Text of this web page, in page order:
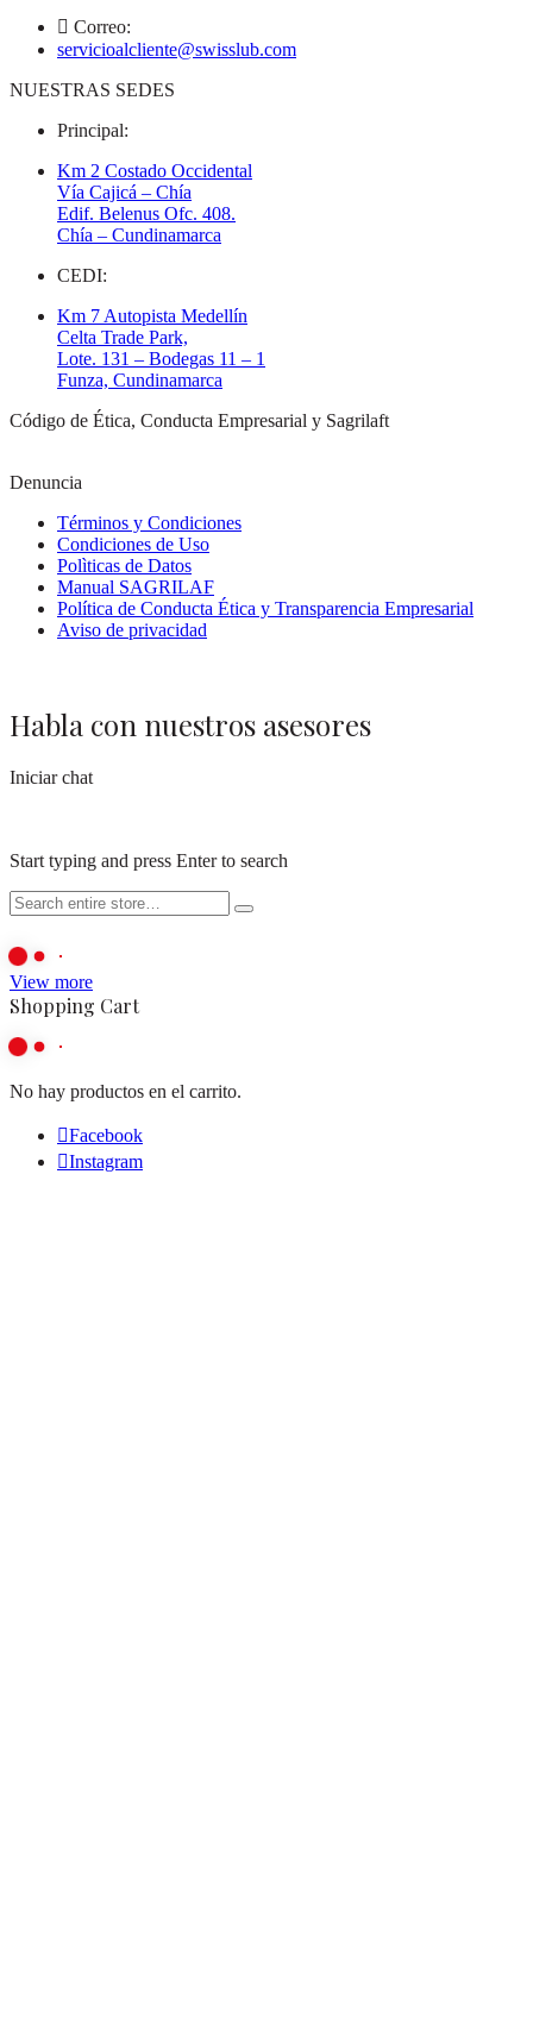
Correo:
servicioalcliente@swisslub.com
NUESTRAS SEDES
Principal:
Km 2 Costado Occidental
Vía Cajicá – Chía
Edif. Belenus Ofc. 408.
Chía – Cundinamarca
CEDI:
Km 7 Autopista Medellín
Celta Trade Park,
Lote. 131 – Bodegas 11 – 1
Funza, Cundinamarca
Código de Ética, Conducta Empresarial y Sagrilaft
Denuncia
Términos y Condiciones
Condiciones de Uso
Polìticas de Datos
Manual SAGRILAF
Política de Conducta Ética y Transparencia Empresarial
Aviso de privacidad
Habla con nuestros asesores
Iniciar chat
Start typing and press Enter to search
View more
Shopping Cart
No hay productos en el carrito.
Facebook
Instagram